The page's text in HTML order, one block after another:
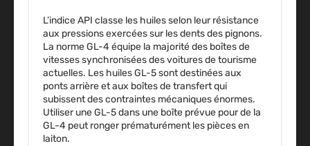
L’indice API classe les huiles selon leur résistance
aux pressions exercées sur les dents des pignons.
La norme GL-4 équipe la majorité des boîtes de
vitesses synchronisées des voitures de tourisme
actuelles. Les huiles GL-5 sont destinées aux
ponts arrière et aux boîtes de transfert qui
subissent des contraintes mécaniques énormes.
Utiliser une GL-5 dans une boîte prévue pour de la
GL-4 peut ronger prématurément les pièces en
laiton.